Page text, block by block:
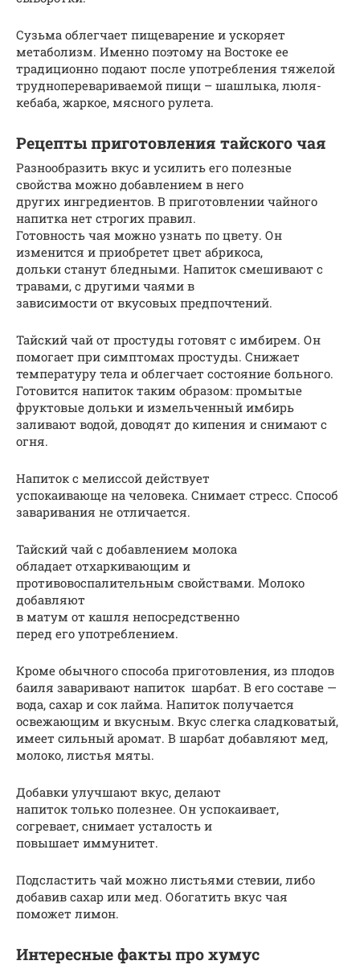
Сузьма облегчает пищеварение и ускоряет
метаболизм. Именно поэтому на Востоке ее
традиционно подают после употребления тяжелой
трудноперевариваемой пищи – шашлыка, люля-
кебаба, жаркое, мясного рулета.
Рецепты приготовления тайского чая
Разнообразить вкус и усилить его полезные
свойства можно добавлением в него
других ингредиентов. В приготовлении чайного
напитка нет строгих правил.
Готовность чая можно узнать по цвету. Он
изменится и приобретет цвет абрикоса,
дольки станут бледными. Напиток смешивают с
травами, с другими чаями в
зависимости от вкусовых предпочтений.
Тайский чай от простуды готовят с имбирем. Он
помогает при симптомах простуды. Снижает
температуру тела и облегчает состояние больного.
Готовится напиток таким образом: промытые
фруктовые дольки и измельченный имбирь
заливают водой, доводят до кипения и снимают с
огня.
Напиток с мелиссой действует
успокаивающе на человека. Снимает стресс. Способ
заваривания не отличается.
Тайский чай с добавлением молока
обладает отхаркивающим и
противовоспалительным свойствами. Молоко
добавляют
в матум от кашля непосредственно
перед его употреблением.
Кроме обычного способа приготовления, из плодов
баиля заваривают напиток шарбат. В его составе —
вода, сахар и сок лайма. Напиток получается
освежающим и вкусным. Вкус слегка сладковатый,
имеет сильный аромат. В шарбат добавляют мед,
молоко, листья мяты.
Добавки улучшают вкус, делают
напиток только полезнее. Он успокаивает,
согревает, снимает усталость и
повышает иммунитет.
Подсластить чай можно листьями стевии, либо
добавив сахар или мед. Обогатить вкус чая
поможет лимон.
Интересные факты про хумус